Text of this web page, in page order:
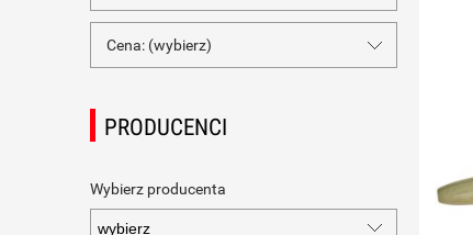
Cena: (wybierz)
PRODUCENCI
Wybierz producenta